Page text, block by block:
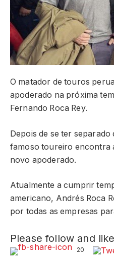
O matador de touros
apoderado na próxima
Fernando Roca Rey.
Depois de se ter
famoso toureiro encontra
novo apoderado.
Atualmente a cumprir
americano, Andrés Roca
por todas as empresas
Please follow and
20